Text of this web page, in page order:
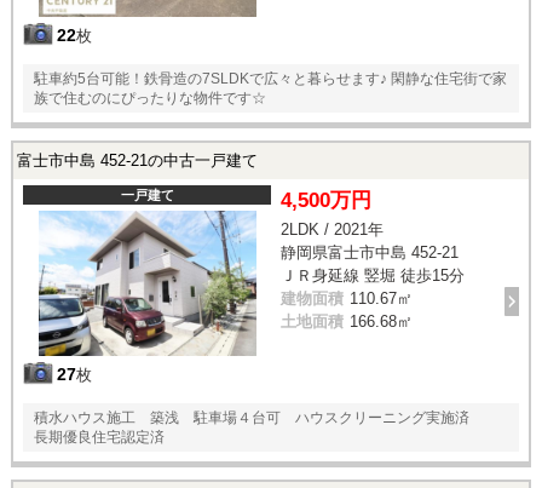
22枚
駐車約5台可能！鉄骨造の7SLDKで広々と暮らせます♪ 閑静な住宅街で家
族で住むのにぴったりな物件です☆
富士市中島 452-21の中古一戸建て
一戸建て
27枚
4,500万円
2LDK / 2021年
静岡県富士市中島 452-21
ＪＲ身延線 竪堀 徒歩15分
建物面積 110.67㎡
土地面積 166.68㎡
積水ハウス施工 築浅 駐車場４台可 ハウスクリーニング実施済
長期優良住宅認定済